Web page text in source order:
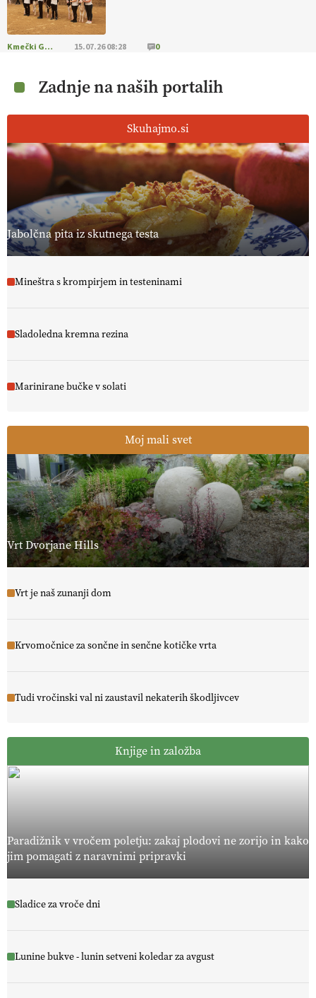
Kmečki Glas 15.07.26 08:28 0
Zadnje na naših portalih
Skuhajmo.si
Jabolčna pita iz skutnega testa
Mineštra s krompirjem in testeninami
Sladoledna kremna rezina
Marinirane bučke v solati
Moj mali svet
Vrt Dvorjane Hills
Vrt je naš zunanji dom
Krvomočnice za sončne in senčne kotičke vrta
Tudi vročinski val ni zaustavil nekaterih škodljivcev
Knjige in založba
Paradižnik v vročem poletju: zakaj plodovi ne zorijo in kako
jim pomagati z naravnimi pripravki
Sladice za vroče dni
Lunine bukve - lunin setveni koledar za avgust